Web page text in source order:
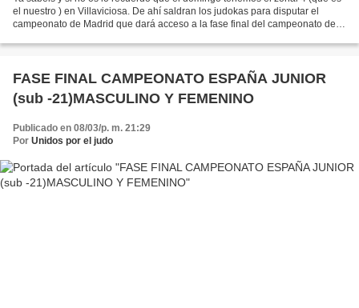
el nuestro ) en Villaviciosa. De ahí saldran los judokas para disputar el
campeonato de Madrid que dará acceso a la fase final del campeonato de
FASE FINAL CAMPEONATO ESPAÑA JUNIOR
(sub -21)MASCULINO Y FEMENINO
Publicado en 08/03/p. m. 21:29
Por Unidos por el judo